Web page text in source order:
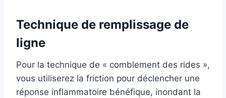
Technique de remplissage de
ligne
Pour la technique de « comblement des rides »,
vous utiliserez la friction pour déclencher une
réponse inflammatoire bénéfique, inondant la